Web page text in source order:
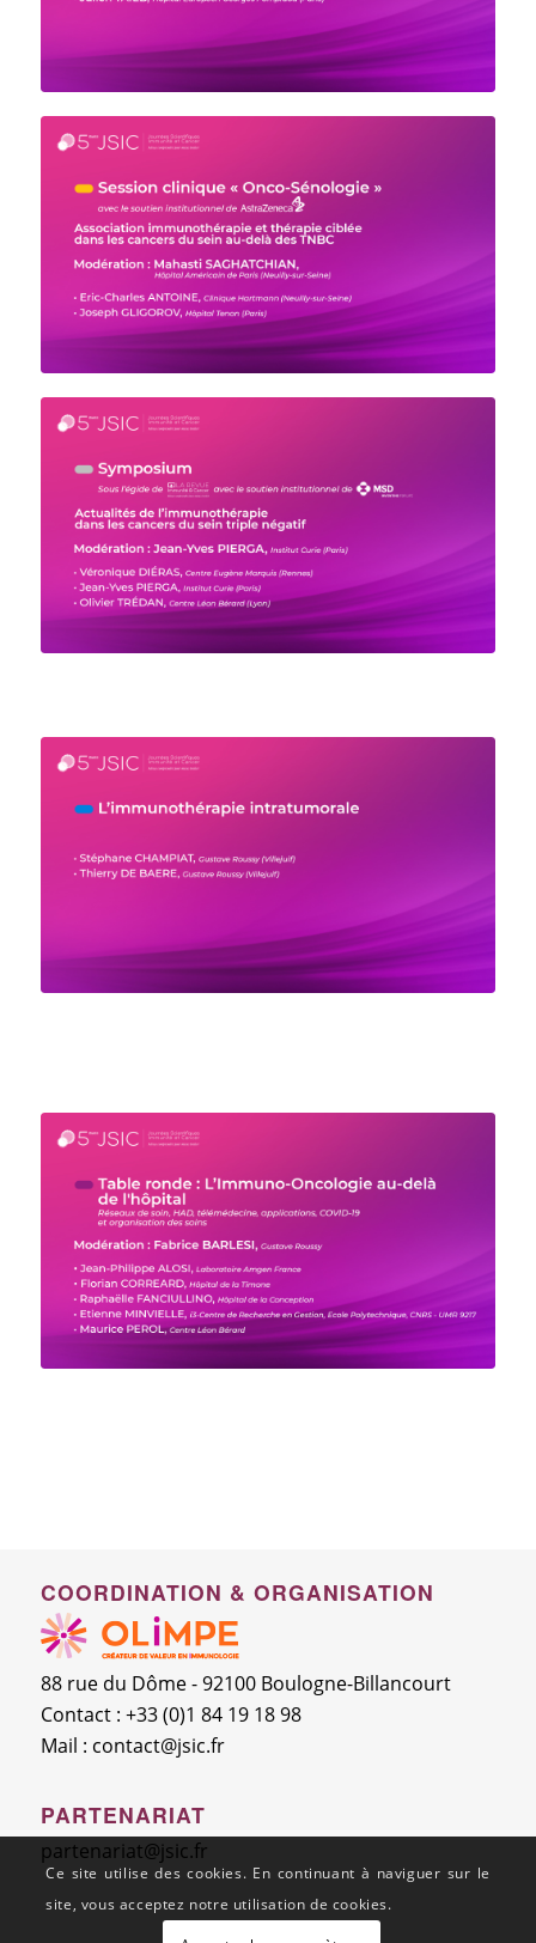
COORDINATION & ORGANISATION
88 rue du Dôme - 92100 Boulogne-Billancourt
Contact : +33 (0)1 84 19 18 98
Mail : contact@jsic.fr
PARTENARIAT
partenariat@jsic.fr
Ce site utilise des cookies. En continuant à naviguer sur le
site, vous acceptez notre utilisation de cookies.